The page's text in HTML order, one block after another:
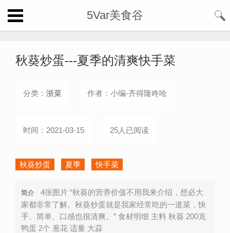
5Var美食谷
秋葵炒蛋---夏季的清爽快手菜
分类： 浙菜 作者：小编-齐得隆咚呛
时间：2021-03-15 25人已阅读
秋葵炒蛋 夏季 快手菜
简介
4张图片 “秋葵的营养价值不用我来介绍，想必大
家都非常了解。秋葵炒蛋就是我家经常吃的一道菜，快
手、简单、口感也很清爽。” 食材明细 主料 秋葵 200克
鸭蛋 2个 葱花 适量 大蒜